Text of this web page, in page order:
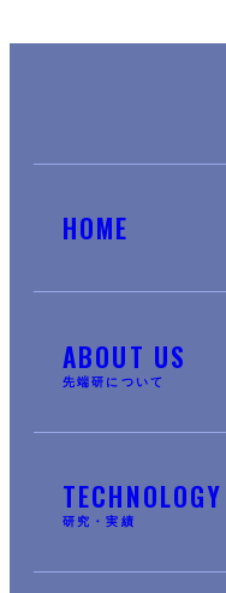
HOME
ABOUT US
先端研について
TECHNOLOGY
研究・実績